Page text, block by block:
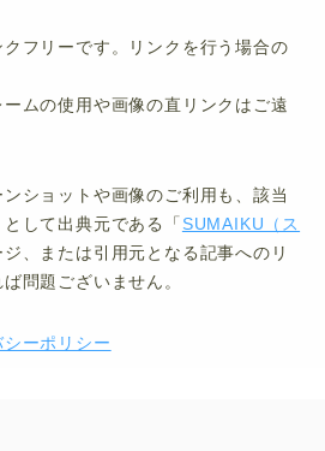
フリーです。リンクを行う場合の
ムの使用や画像の直リンクはご遠
ショットや画像のご利用も、該当
して出典元である「 SUMAIKU（ス
ジ、または引用元となる記事へのリ
問題ございません。
ーポリシー